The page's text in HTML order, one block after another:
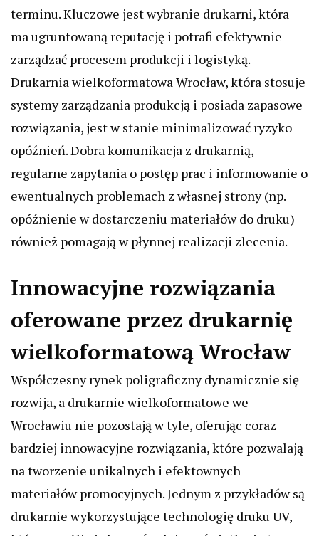
terminu. Kluczowe jest wybranie drukarni, która
ma ugruntowaną reputację i potrafi efektywnie
zarządzać procesem produkcji i logistyką.
Drukarnia wielkoformatowa Wrocław, która stosuje
systemy zarządzania produkcją i posiada zapasowe
rozwiązania, jest w stanie minimalizować ryzyko
opóźnień. Dobra komunikacja z drukarnią,
regularne zapytania o postęp prac i informowanie o
ewentualnych problemach z własnej strony (np.
opóźnienie w dostarczeniu materiałów do druku)
również pomagają w płynnej realizacji zlecenia.
Innowacyjne rozwiązania
oferowane przez drukarnię
wielkoformatową Wrocław
Współczesny rynek poligraficzny dynamicznie się
rozwija, a drukarnie wielkoformatowe we
Wrocławiu nie pozostają w tyle, oferując coraz
bardziej innowacyjne rozwiązania, które pozwalają
na tworzenie unikalnych i efektownych
materiałów promocyjnych. Jednym z przykładów są
drukarnie wykorzystujące technologię druku UV,